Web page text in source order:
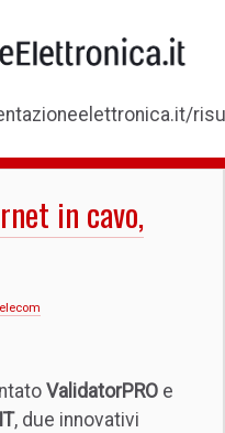
in cavo,
ValidatorPRO e
, due innovativi